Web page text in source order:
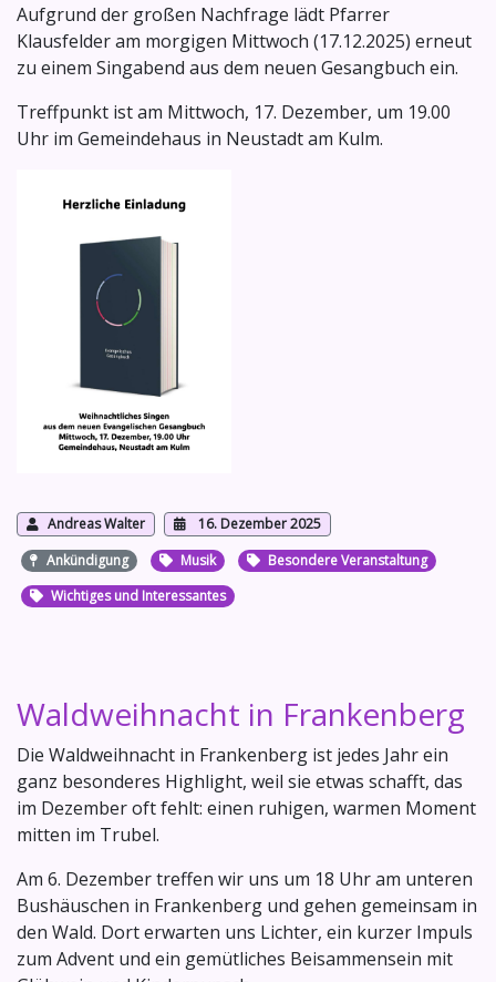
Aufgrund der großen Nachfrage lädt Pfarrer
Klausfelder am morgigen Mittwoch (17.12.2025) erneut
zu einem Singabend aus dem neuen Gesangbuch ein.
Treffpunkt ist am Mittwoch, 17. Dezember, um 19.00
Uhr im Gemeindehaus in Neustadt am Kulm.
Andreas Walter
16. Dezember 2025
Ankündigung
Musik
Besondere Veranstaltung
Wichtiges und Interessantes
Waldweihnacht in Frankenberg
Die Waldweihnacht in Frankenberg ist jedes Jahr ein
ganz besonderes Highlight, weil sie etwas schafft, das
im Dezember oft fehlt: einen ruhigen, warmen Moment
mitten im Trubel.
Am 6. Dezember treffen wir uns um 18 Uhr am unteren
Bushäuschen in Frankenberg und gehen gemeinsam in
den Wald. Dort erwarten uns Lichter, ein kurzer Impuls
zum Advent und ein gemütliches Beisammensein mit